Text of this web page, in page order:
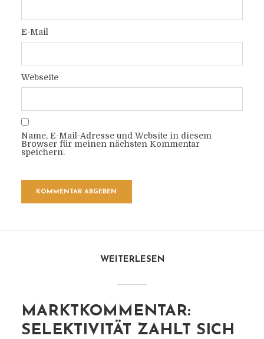
E-Mail
Webseite
Name, E-Mail-Adresse und Website in diesem
Browser für meinen nächsten Kommentar
speichern.
WEITERLESEN
MARKTKOMMENTAR:
SELEKTIVITÄT ZAHLT SICH